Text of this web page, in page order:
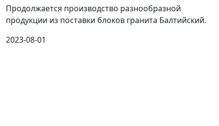
Продолжается производство разнообразной
продукции из поставки блоков гранита Балтийский.
2023-08-01